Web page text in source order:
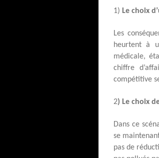
1) Le choix
Les
heurtent à
médicale,
chiffre
compétitive
2) Le choix
Dans ce
se
pas de